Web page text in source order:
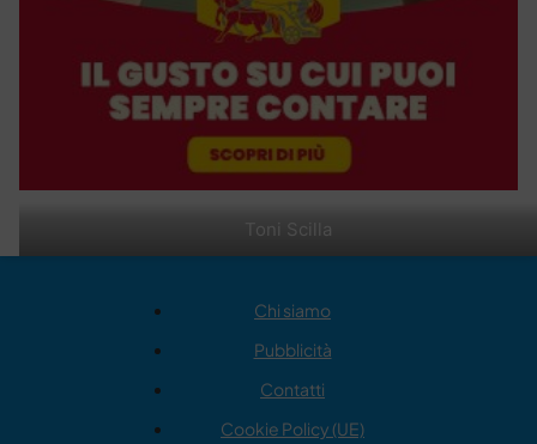
Toni Scilla
Chi siamo
Pubblicità
Contatti
Cookie Policy (UE)